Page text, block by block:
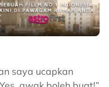
saya ucapkan